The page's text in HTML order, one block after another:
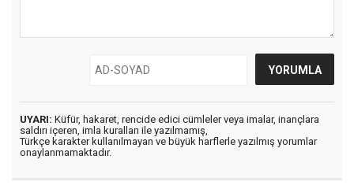
UYARI: Küfür, hakaret, rencide edici cümleler veya imalar, inançlara
saldırı içeren, imla kuralları ile yazılmamış,
Türkçe karakter kullanılmayan ve büyük harflerle yazılmış yorumlar
onaylanmamaktadır.